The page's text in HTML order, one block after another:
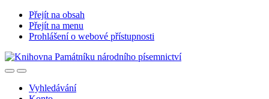
Přejít na obsah
Přejít na menu
Prohlášení o webové přístupnosti
Vyhledávání